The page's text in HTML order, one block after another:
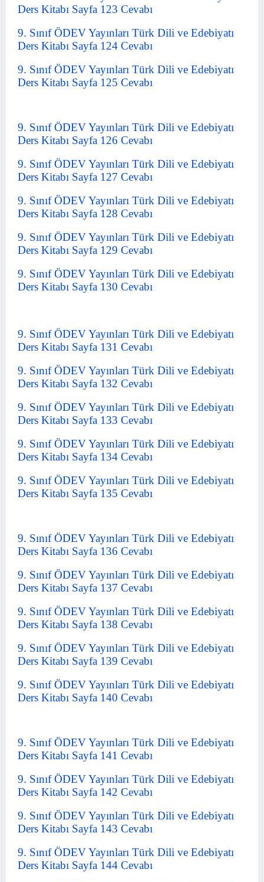
Ders Kitabı Sayfa 123 Cevabı
9. Sınıf ÖDEV Yayınları Türk Dili ve Edebiyatı
Ders Kitabı Sayfa 124 Cevabı
9. Sınıf ÖDEV Yayınları Türk Dili ve Edebiyatı
Ders Kitabı Sayfa 125 Cevabı
9. Sınıf ÖDEV Yayınları Türk Dili ve Edebiyatı
Ders Kitabı Sayfa 126 Cevabı
9. Sınıf ÖDEV Yayınları Türk Dili ve Edebiyatı
Ders Kitabı Sayfa 127 Cevabı
9. Sınıf ÖDEV Yayınları Türk Dili ve Edebiyatı
Ders Kitabı Sayfa 128 Cevabı
9. Sınıf ÖDEV Yayınları Türk Dili ve Edebiyatı
Ders Kitabı Sayfa 129 Cevabı
9. Sınıf ÖDEV Yayınları Türk Dili ve Edebiyatı
Ders Kitabı Sayfa 130 Cevabı
9. Sınıf ÖDEV Yayınları Türk Dili ve Edebiyatı
Ders Kitabı Sayfa 131 Cevabı
9. Sınıf ÖDEV Yayınları Türk Dili ve Edebiyatı
Ders Kitabı Sayfa 132 Cevabı
9. Sınıf ÖDEV Yayınları Türk Dili ve Edebiyatı
Ders Kitabı Sayfa 133 Cevabı
9. Sınıf ÖDEV Yayınları Türk Dili ve Edebiyatı
Ders Kitabı Sayfa 134 Cevabı
9. Sınıf ÖDEV Yayınları Türk Dili ve Edebiyatı
Ders Kitabı Sayfa 135 Cevabı
9. Sınıf ÖDEV Yayınları Türk Dili ve Edebiyatı
Ders Kitabı Sayfa 136 Cevabı
9. Sınıf ÖDEV Yayınları Türk Dili ve Edebiyatı
Ders Kitabı Sayfa 137 Cevabı
9. Sınıf ÖDEV Yayınları Türk Dili ve Edebiyatı
Ders Kitabı Sayfa 138 Cevabı
9. Sınıf ÖDEV Yayınları Türk Dili ve Edebiyatı
Ders Kitabı Sayfa 139 Cevabı
9. Sınıf ÖDEV Yayınları Türk Dili ve Edebiyatı
Ders Kitabı Sayfa 140 Cevabı
9. Sınıf ÖDEV Yayınları Türk Dili ve Edebiyatı
Ders Kitabı Sayfa 141 Cevabı
9. Sınıf ÖDEV Yayınları Türk Dili ve Edebiyatı
Ders Kitabı Sayfa 142 Cevabı
9. Sınıf ÖDEV Yayınları Türk Dili ve Edebiyatı
Ders Kitabı Sayfa 143 Cevabı
9. Sınıf ÖDEV Yayınları Türk Dili ve Edebiyatı
Ders Kitabı Sayfa 144 Cevabı